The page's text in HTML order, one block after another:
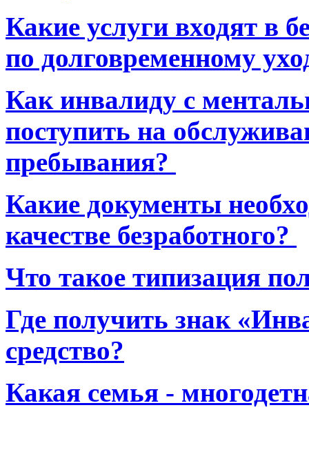
Какие услуги входят в
по долговременному
Как инвалиду с
поступить на
пребывания?
Какие документы
качестве безработного?
Что такое типизация
Где получить знак
средство?
Какая семья -